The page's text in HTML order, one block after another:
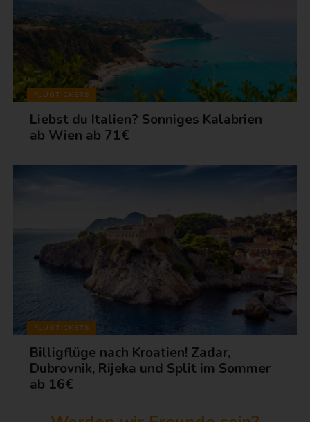
FLUGTICKETS
Liebst du Italien? Sonniges Kalabrien
ab Wien ab 71€
FLUGTICKETS
Billigflüge nach Kroatien! Zadar,
Dubrovnik, Rijeka und Split im Sommer
ab 16€